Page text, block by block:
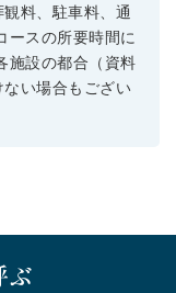
料、駐車料、通
ースの所要時間に
施設の都合（資料
い場合もござい
ぶ